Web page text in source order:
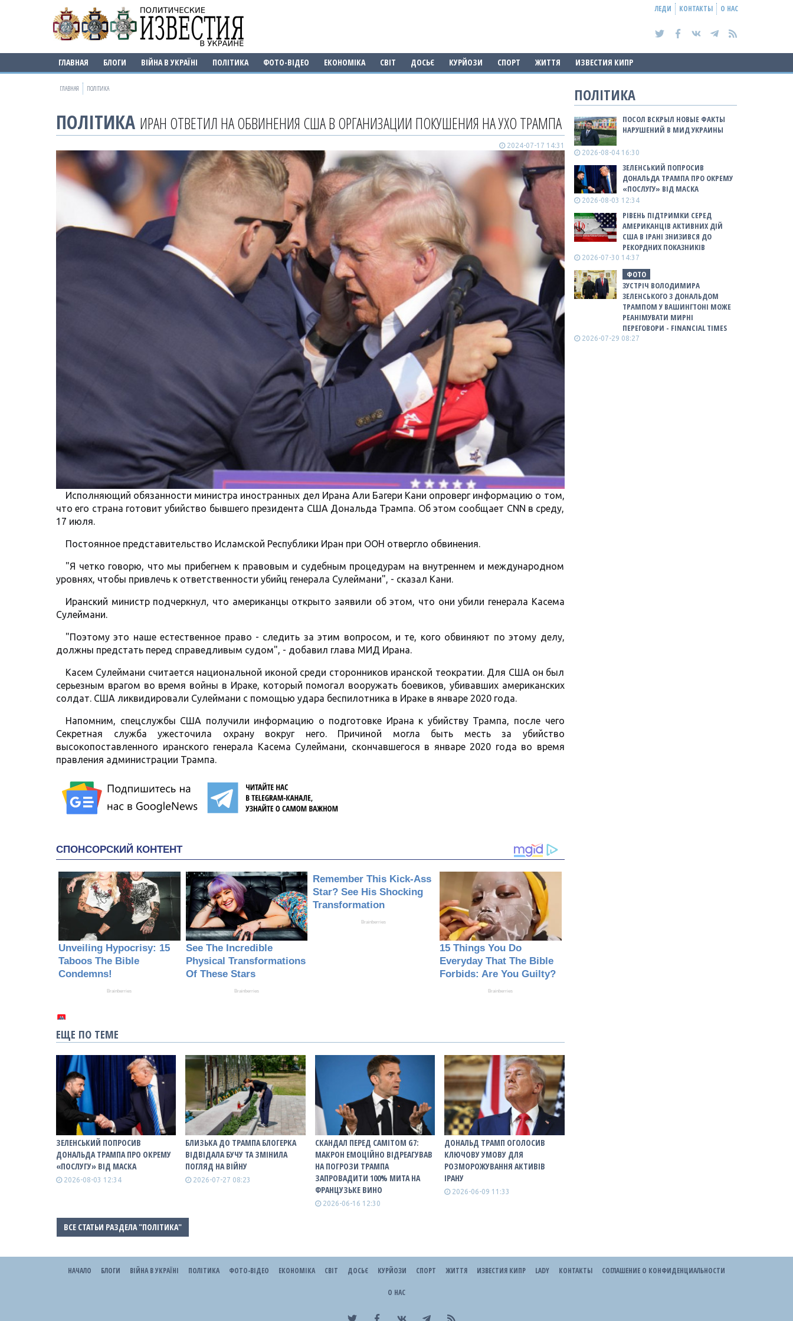
ЛЕДИ КОНТАКТЫ О НАС
ГЛАВНАЯ БЛОГИ ВІЙНА В УКРАЇНІ ПОЛІТИКА ФОТО-ВІДЕО ЕКОНОМІКА СВІТ ДОСЬЄ КУРЙОЗИ СПОРТ ЖИТТЯ ИЗВЕСТИЯ КИПР
ГЛАВНАЯ ПОЛІТИКА
ПОЛІТИКА ИРАН ОТВЕТИЛ НА ОБВИНЕНИЯ США В ОРГАНИЗАЦИИ ПОКУШЕНИЯ НА УХО ТРАМПА
2024-07-17 14:31
Исполняющий обязанности министра иностранных дел Ирана Али Багери Кани опроверг информацию о том,
что его страна готовит убийство бывшего президента США Дональда Трампа. Об этом сообщает CNN в среду,
17 июля.
Постоянное представительство Исламской Республики Иран при ООН отвергло обвинения.
"Я четко говорю, что мы прибегнем к правовым и судебным процедурам на внутреннем и международном
уровнях, чтобы привлечь к ответственности убийц генерала Сулеймани", - сказал Кани.
Иранский министр подчеркнул, что американцы открыто заявили об этом, что они убили генерала Касема
Сулеймани.
"Поэтому это наше естественное право - следить за этим вопросом, и те, кого обвиняют по этому делу,
должны предстать перед справедливым судом", - добавил глава МИД Ирана.
Касем Сулеймани считается национальной иконой среди сторонников иранской теократии. Для США он был
серьезным врагом во время войны в Ираке, который помогал вооружать боевиков, убивавших американских
солдат. США ликвидировали Сулеймани с помощью удара беспилотника в Ираке в январе 2020 года.
Напомним, спецслужбы США получили информацию о подготовке Ирана к убийству Трампа, после чего
Секретная служба ужесточила охрану вокруг него. Причиной могла быть месть за убийство
высокопоставленного иранского генерала Касема Сулеймани, скончавшегося в январе 2020 года во время
правления администрации Трампа.
ЕЩЕ ПО ТЕМЕ
ЗЕЛЕНСЬКИЙ ПОПРОСИВ
ДОНАЛЬДА ТРАМПА ПРО ОКРЕМУ
«ПОСЛУГУ» ВІД МАСКА
2026-08-03 12:34
БЛИЗЬКА ДО ТРАМПА БЛОГЕРКА
ВІДВІДАЛА БУЧУ ТА ЗМІНИЛА
ПОГЛЯД НА ВІЙНУ
2026-07-27 08:23
СКАНДАЛ ПЕРЕД САМІТОМ G7:
МАКРОН ЕМОЦІЙНО ВІДРЕАГУВАВ
НА ПОГРОЗИ ТРАМПА
ЗАПРОВАДИТИ 100% МИТА НА
ФРАНЦУЗЬКЕ ВИНО
2026-06-16 12:30
ДОНАЛЬД ТРАМП ОГОЛОСИВ
КЛЮЧОВУ УМОВУ ДЛЯ
РОЗМОРОЖУВАННЯ АКТИВІВ
ІРАНУ
2026-06-09 11:33
ВСЕ СТАТЬИ РАЗДЕЛА "ПОЛІТИКА"
ПОЛІТИКА
ПОСОЛ ВСКРЫЛ НОВЫЕ ФАКТЫ
НАРУШЕНИЙ В МИД УКРАИНЫ
2026-08-04 16:30
ЗЕЛЕНСЬКИЙ ПОПРОСИВ
ДОНАЛЬДА ТРАМПА ПРО ОКРЕМУ
«ПОСЛУГУ» ВІД МАСКА
2026-08-03 12:34
РІВЕНЬ ПІДТРИМКИ СЕРЕД
АМЕРИКАНЦІВ АКТИВНИХ ДІЙ
США В ІРАНІ ЗНИЗИВСЯ ДО
РЕКОРДНИХ ПОКАЗНИКІВ
2026-07-30 14:37
ФОТО
ЗУСТРІЧ ВОЛОДИМИРА
ЗЕЛЕНСЬКОГО З ДОНАЛЬДОМ
ТРАМПОМ У ВАШИНГТОНІ МОЖЕ
РЕАНІМУВАТИ МИРНІ
ПЕРЕГОВОРИ - FINANCIAL TIMES
2026-07-29 08:27
НАЧАЛО БЛОГИ ВІЙНА В УКРАЇНІ ПОЛІТИКА ФОТО-ВІДЕО ЕКОНОМІКА СВІТ ДОСЬЄ КУРЙОЗИ СПОРТ ЖИТТЯ ИЗВЕСТИЯ КИПР LADY КОНТАКТЫ СОГЛАШЕНИЕ О КОНФИДЕНЦИАЛЬНОСТИ
О НАС